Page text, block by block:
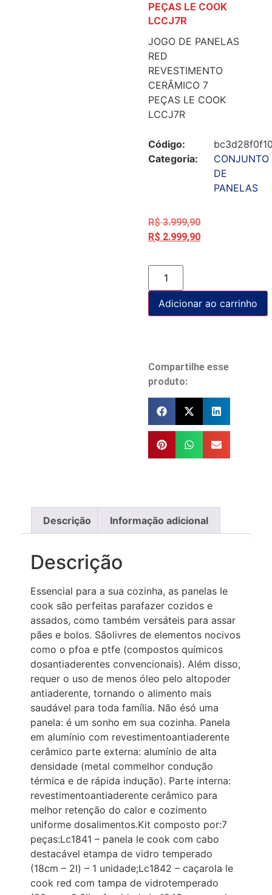
PEÇAS LE COOK
LCCJ7R
JOGO DE PANELAS
RED
REVESTIMENTO
CERÂMICO 7
PEÇAS LE COOK
LCCJ7R
Código:
Categoria:
CONJUNTO
DE
PANELAS
R$3.999,90
R$ 2.999,90
Adicionar ao carrinho
Compartilhe esse
produto:
Descrição Informação adicional
Descrição
Essencial para a sua cozinha, as panelas le
cook são perfeitas parafazer cozidos e
assados, como também versáteis para assar
pães e bolos. Sãolivres de elementos nocivos
como o pfoa e ptfe (compostos químicos
dosantiaderentes convencionais). Além disso,
requer o uso de menos óleo pelo altopoder
antiaderente, tornando o alimento mais
saudável para toda família. Não ésó uma
panela: é um sonho em sua cozinha. Panela
em alumínio com revestimentoantiaderente
cerâmico parte externa: alumínio de alta
densidade (metal commelhor condução
térmica e de rápida indução). Parte interna:
revestimentoantiaderente cerâmico para
melhor retenção do calor e cozimento
uniforme dosalimentos.Kit composto por:7
peças:Lc1841 – panela le cook com cabo
destacável etampa de vidro temperado
(18cm – 2l) – 1 unidade;Lc1842 – caçarola le
cook red com tampa de vidrotemperado